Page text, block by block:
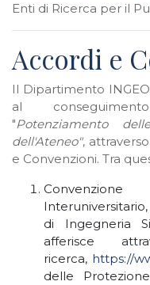
Enti di Ricerca per il
Accordi e
Il Dipartimento
al
"Potenziamento
dell'Ateneo",
e Convenzioni. Tra
di Ingegneria
afferisce
ricerca, https://
delle